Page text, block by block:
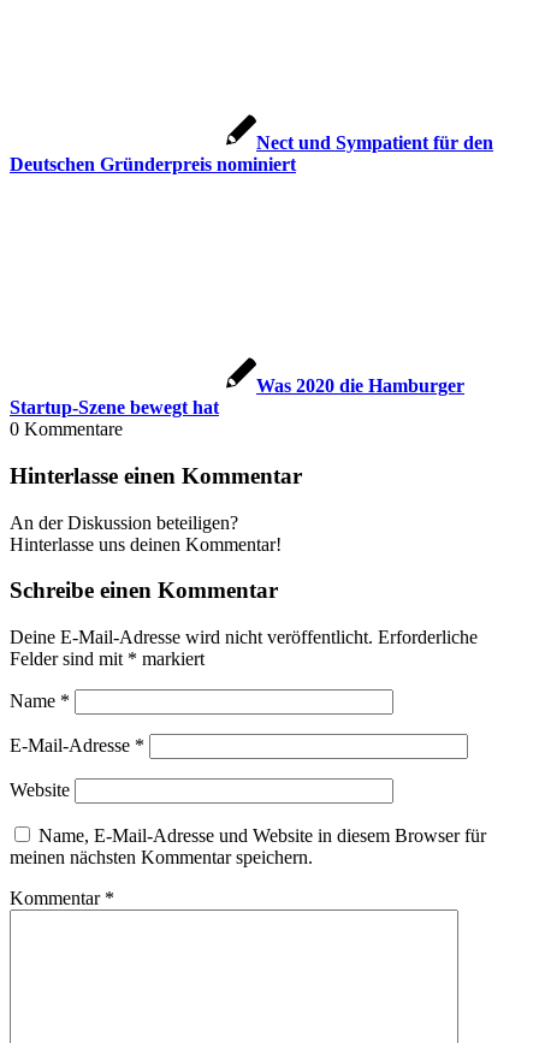
Nect und Sympatient für den
Deutschen Gründerpreis nominiert
Was 2020 die Hamburger
Startup-Szene bewegt hat
0 Kommentare
Hinterlasse einen Kommentar
An der Diskussion beteiligen?
Hinterlasse uns deinen Kommentar!
Schreibe einen Kommentar
Deine E-Mail-Adresse wird nicht veröffentlicht. Erforderliche
Felder sind mit * markiert
Name *
E-Mail-Adresse *
Website
Name, E-Mail-Adresse und Website in diesem Browser für
meinen nächsten Kommentar speichern.
Kommentar *